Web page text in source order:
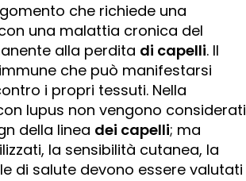
che richiede una
una malattia cronica del
alla perdita di capelli. Il
che può manifestarsi
i propri tessuti. Nella
lupus non vengono considerati
della linea dei capelli; ma
la sensibilità cutanea, la
di salute devono essere valutati